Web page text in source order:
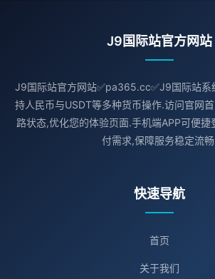
J9国际站官方网站
J9国际站官方网站✅pa365.cc✅J9国际站系
持人民币与USDT等多种货币操作.访问官网
路状态,优化您的体验页面.手机端APP可便捷
付需求,保障服务稳定流
快速导航
首页
关于我们